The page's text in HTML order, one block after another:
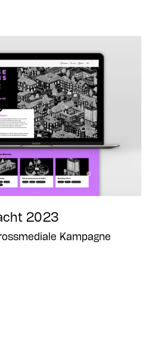
2023
Kampagne